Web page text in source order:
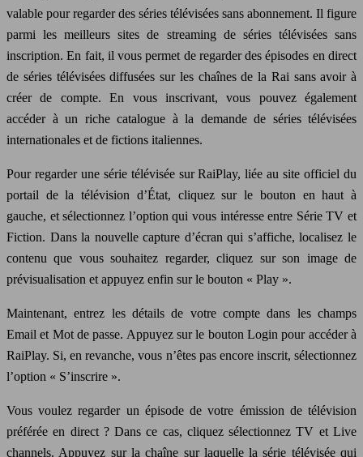
valable pour regarder des séries télévisées sans abonnement. Il figure
parmi les meilleurs sites de streaming de séries télévisées sans
inscription. En fait, il vous permet de regarder des épisodes en direct
de séries télévisées diffusées sur les chaînes de la Rai sans avoir à
créer de compte. En vous inscrivant, vous pouvez également
accéder à un riche catalogue à la demande de séries télévisées
internationales et de fictions italiennes.
Pour regarder une série télévisée sur RaiPlay, liée au site officiel du
portail de la télévision d’État, cliquez sur le bouton en haut à
gauche, et sélectionnez l’option qui vous intéresse entre Série TV et
Fiction. Dans la nouvelle capture d’écran qui s’affiche, localisez le
contenu que vous souhaitez regarder, cliquez sur son image de
prévisualisation et appuyez enfin sur le bouton « Play ».
Maintenant, entrez les détails de votre compte dans les champs
Email et Mot de passe. Appuyez sur le bouton Login pour accéder à
RaiPlay. Si, en revanche, vous n’êtes pas encore inscrit, sélectionnez
l’option « S’inscrire ».
Vous voulez regarder un épisode de votre émission de télévision
préférée en direct ? Dans ce cas, cliquez sélectionnez TV et Live
channels. Appuyez sur la chaîne sur laquelle la série télévisée qui